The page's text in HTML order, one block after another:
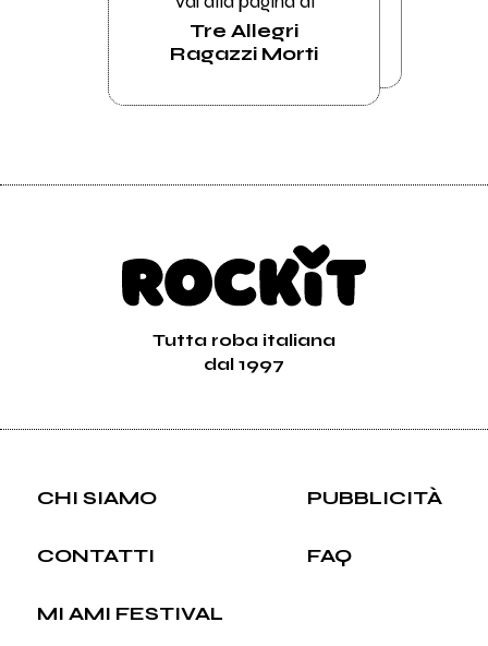
Tre Allegri
Ragazzi Morti
Tutta roba italiana
dal 1997
CHI SIAMO PUBBLICITÀ
CONTATTI FAQ
MI AMI FESTIVAL